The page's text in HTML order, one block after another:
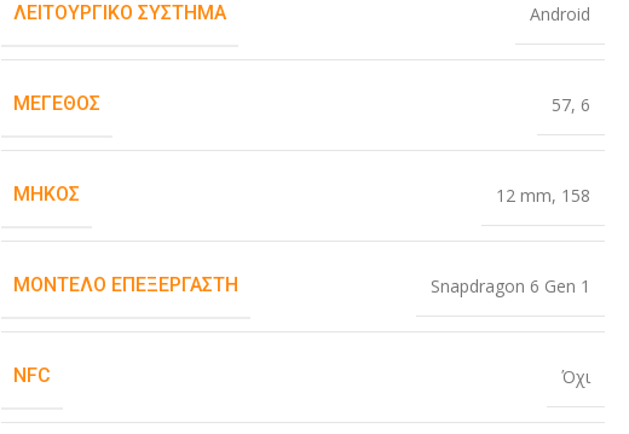
ΛΕΙΤΟΥΡΓΙΚΌ ΣΎΣΤΗΜΑ Android
ΜΈΓΕΘΟΣ 57, 6
ΜΉΚΟΣ 12 mm, 158
ΜΟΝΤΈΛΟ ΕΠΕΞΕΡΓΑΣΤΉ Snapdragon 6 Gen 1
NFC Όχι